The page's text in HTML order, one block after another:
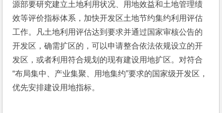
源部要研究建立土地利用状况、用地效益和土地管理绩
效等评价指标体系，加快开发区土地节约集约利用评估
工作。凡土地利用评估达到要求并通过国家审核公告的
开发区，确需扩区的，可以申请整合依法依规设立的开
发区，或者利用符合规划的现有建设用地扩区。对符合
“布局集中、产业集聚、用地集约”要求的国家级开发区，
优先安排建设用地指标。